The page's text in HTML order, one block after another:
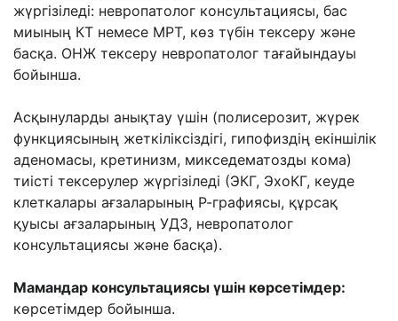
жүргізіледі: невропатолог консультациясы, бас
миының КТ немесе МРТ, көз түбін тексеру жəне
басқа. ОНЖ тексеру невропатолог тағайындауы
бойынша.
Асқынуларды анықтау үшін (полисерозит, жүрек
функциясының жеткіліксіздігі, гипофиздің екіншілік
аденомасы, кретинизм, микседематозды кома)
тиісті тексерулер жүргізіледі (ЭКГ, ЭхоКГ, кеуде
клеткалары ағзаларының Р-графиясы, құрсақ
қуысы ағзаларының УДЗ, невропатолог
консультациясы жəне басқа).
Мамандар консультациясы үшін көрсетімдер:
көрсетімдер бойынша.